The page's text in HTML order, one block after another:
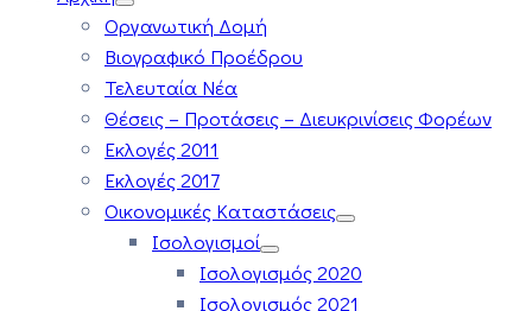
Οργανωτική Δομή
Βιογραφικό Προέδρου
Τελευταία Νέα
Θέσεις – Προτάσεις – Διευκρινίσεις Φορέων
Εκλογές 2011
Εκλογές 2017
Οικονομικές Καταστάσεις
Ισολογισμοί
Ισολογισμός 2020
Ισολογισμός 2021